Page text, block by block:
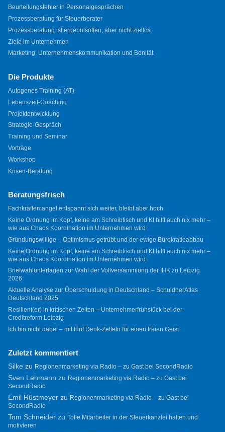
Beurteilungsfehler in Personalgesprächen
Prozessberatung für Steuerberater
Prozessberatung ist ergebnisoffen, aber nicht ziellos
Ziele im Unternehmen
Marketing, Unternehmenskommunikation und Bonität
Die Produkte
Autogenes Training (AT)
Lebenszeit-Coaching
Projektentwicklung
Strategie-Gespräch
Training und Seminar
Vorträge
Workshop
Krisen-Beratung
Beratungsfrisch
Fachkräftemangel entspannt sich weiter, bleibt aber hoch
Keine Ordnung im Kopf, keine am Schreibtisch und KI hilft auch nix mehr –
wie aus Chaos Koordination im Unternehmen wird
Gründungswillige – Optimismus getrübt und der ewige Bürokratieabbau
Keine Ordnung im Kopf, keine am Schreibtisch und KI hilft auch nix mehr –
wie aus Chaos Koordination im Unternehmen wird
Briefwahlunterlagen zur Wahl der Vollversammlung der IHK zu Leipzig
2026
Aktuelle Analyse zur Überschuldung in Deutschland – SchuldnerAtlas
Deutschland 2025
Resilient(er) in kritischen Zeiten – Unternehmerfrühstück bei der
Creditreform Leipzig
Ich bin nicht dabei – mit fünf Denk-Zetteln für einen freien Geist
Zuletzt kommentiert
Silkezu Regionenmarketing via Radio – zu Gast bei SecondRadio
Sven Lehmann zu Regionenmarketing via Radio – zu Gast bei
SecondRadio
Emil Rüstmeyerzu Regionenmarketing via Radio – zu Gast bei
SecondRadio
Tom Schneiderzu Tolle Mitarbeiter in der Steuerkanzlei halten und
motivieren